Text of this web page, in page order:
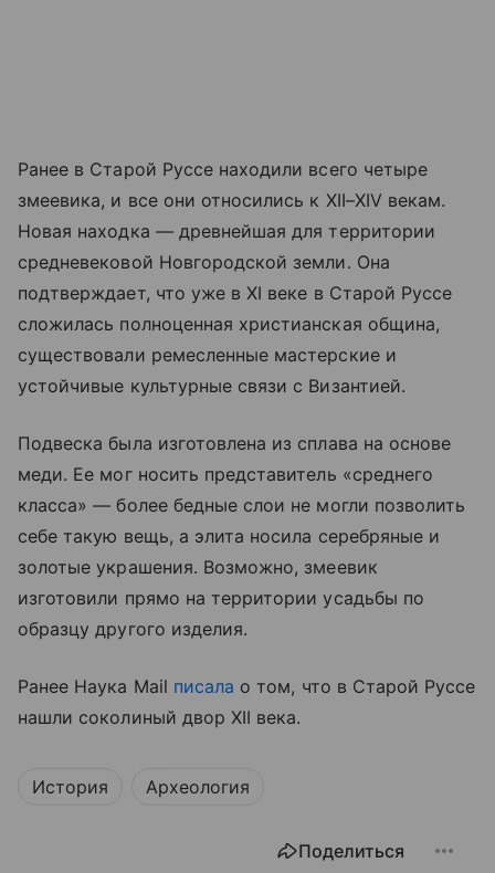
Ранее в Старой Руссе находили всего четыре
змеевика, и все они относились к XII–XIV векам.
Новая находка — древнейшая для территории
средневековой Новгородской земли. Она
подтверждает, что уже в XI веке в Старой Руссе
сложилась полноценная христианская община,
существовали ремесленные мастерские и
устойчивые культурные связи с Византией.
Подвеска была изготовлена из сплава на основе
меди. Ее мог носить представитель «среднего
класса» — более бедные слои не могли позволить
себе такую вещь, а элита носила серебряные и
золотые украшения. Возможно, змеевик
изготовили прямо на территории усадьбы по
образцу другого изделия.
Ранее Наука Mail писала о том, что в Старой Руссе
нашли соколиный двор XII века.
История Археология
Поделиться